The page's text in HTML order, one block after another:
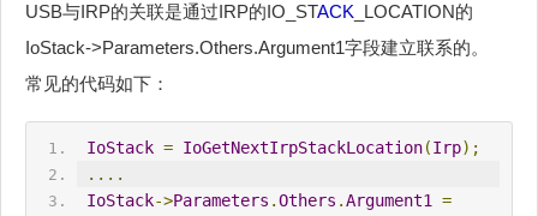
USB与IRP的关联是通过IRP的IO_STACK _LOCATION的
IoStack->Parameters.Others.Argument1字段建立联系的。
常见的代码如下：
IoStack = IoGetNextIrpStackLocation(Irp);
....
IoStack->Parameters .Others .Argument1
=